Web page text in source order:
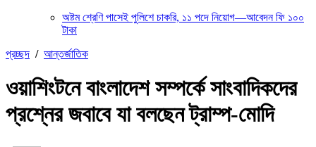
অষ্টম শ্রেণি পাসেই পুলিশে চাকরি, ১১ পদে নিয়োগ—আবেদন ফি ১০০
টাকা
প্রচ্ছদ / আন্তর্জাতিক
ওয়াশিংটনে বাংলাদেশ সম্পর্কে সাংবাদিকদের
প্রশ্নের জবাবে যা বলছেন ট্রাম্প-মোদি